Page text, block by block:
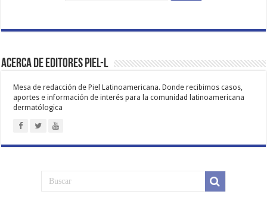
Acerca de Editores PIEL-L
Mesa de redacción de Piel Latinoamericana. Donde recibimos casos,
aportes e información de interés para la comunidad latinoamericana
dermatólogica